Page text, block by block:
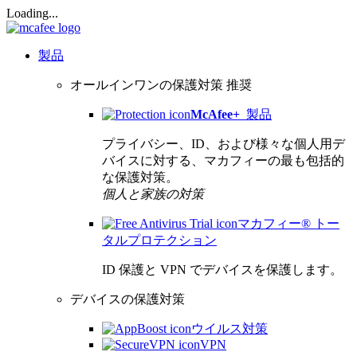
Loading...
製品
オールインワンの保護対策 推奨
McAfee+ 製品
プライバシー、ID、および様々な個人用デ
バイスに対する、マカフィーの最も包括的
な保護対策。
個人と家族の対策
マカフィー® トー
タルプロテクション
ID 保護と VPN でデバイスを保護します。
デバイスの保護対策
ウイルス対策
VPN